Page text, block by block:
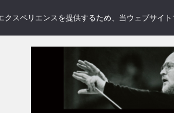
NEWS REVIEWS
クスペリエンスを提供するため、当ウェブサイ